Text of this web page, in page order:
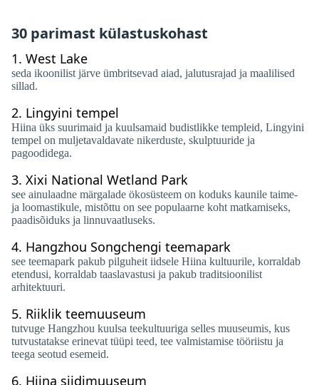
30 parimast külastuskohast
1. West Lake
seda ikoonilist järve ümbritsevad aiad, jalutusrajad ja maalilised
sillad.
2. Lingyini tempel
Hiina üks suurimaid ja kuulsamaid budistlikke templeid, Lingyini
tempel on muljetavaldavate nikerduste, skulptuuride ja
pagoodidega.
3. Xixi National Wetland Park
see ainulaadne märgalade ökosüsteem on koduks kaunile taime-
ja loomastikule, mistõttu on see populaarne koht matkamiseks,
paadisõiduks ja linnuvaatluseks.
4. Hangzhou Songchengi teemapark
see teemapark pakub pilguheit iidsele Hiina kultuurile, korraldab
etendusi, korraldab taaslavastusi ja pakub traditsioonilist
arhitektuuri.
5. Riiklik teemuuseum
tutvuge Hangzhou kuulsa teekultuuriga selles muuseumis, kus
tutvustatakse erinevat tüüpi teed, tee valmistamise tööriistu ja
teega seotud esemeid.
6. Hiina siidimuuseum